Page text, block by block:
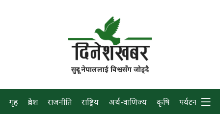
सुदूर नेपाललाई विश्वसँग जोड्दै
गृह प्रदेश राजनीति राष्ट्रिय अर्थ-वाणिज्य कृषि पर्यटन प्रवास